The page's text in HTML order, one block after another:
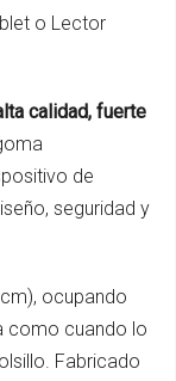
o Lector
calidad, fuerte
de
seguridad y
ocupando
como cuando lo
Fabricado